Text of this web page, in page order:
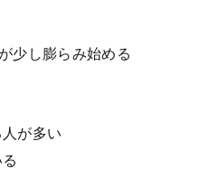
少し膨らみ始める
が多い